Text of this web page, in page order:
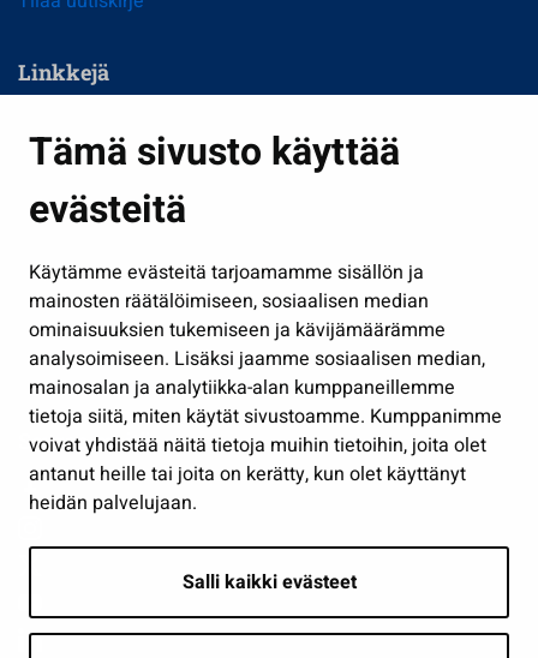
Tämä sivusto käyttää
evästeitä
Käytämme evästeitä tarjoamamme sisällön ja
mainosten räätälöimiseen, sosiaalisen median
ominaisuuksien tukemiseen ja kävijämäärämme
analysoimiseen. Lisäksi jaamme sosiaalisen median,
mainosalan ja analytiikka-alan kumppaneillemme
tietoja siitä, miten käytät sivustoamme. Kumppanimme
voivat yhdistää näitä tietoja muihin tietoihin, joita olet
antanut heille tai joita on kerätty, kun olet käyttänyt
heidän palvelujaan.
Salli kaikki evästeet
Linkkejä
Kasvatus ja opetus
Kulttuuri ja liikunta
Työ ja yrittäminen
Osallistu ja asioi
Näytä omat evästeasetukseni
Seuraa meitä